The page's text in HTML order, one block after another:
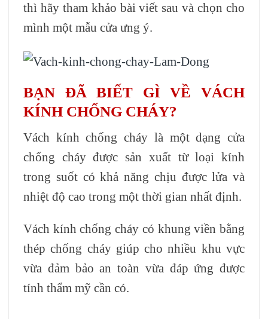
thì hãy tham khảo bài viết sau và chọn cho
mình một mẫu cửa ưng ý.
BẠN ĐÃ BIẾT GÌ VỀ VÁCH
KÍNH CHỐNG CHÁY?
Vách kính chống cháy là một dạng cửa
chống cháy được sản xuất từ loại kính
trong suốt có khả năng chịu được lửa và
nhiệt độ cao trong một thời gian nhất định.
Vách kính chống cháy có khung viền bằng
thép chống cháy giúp cho nhiều khu vực
vừa đảm bảo an toàn vừa đáp ứng được
tính thẩm mỹ cần có.